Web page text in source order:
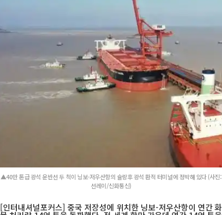
▲40만 톤급 광석 운반선 두 척이 닝보-저우산항의 슐랑후 광석 환적 터미널에 정박해 있다 (사진:
선레이/신화통신)
[인터내셔널포커스] 중국 저장성에 위치한 닝보-저우산항이 연간 화